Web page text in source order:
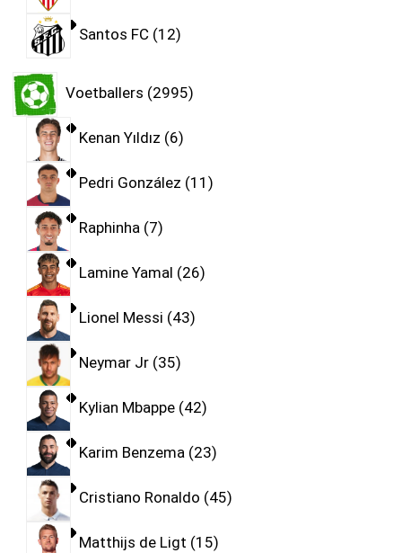
Santos FC 12
Voetballers 2995
Kenan Yıldız 6
Pedri González 11
Raphinha 7
Lamine Yamal 26
Lionel Messi 43
Neymar Jr 35
Kylian Mbappe 42
Karim Benzema 23
Cristiano Ronaldo 45
Matthijs de Ligt 15